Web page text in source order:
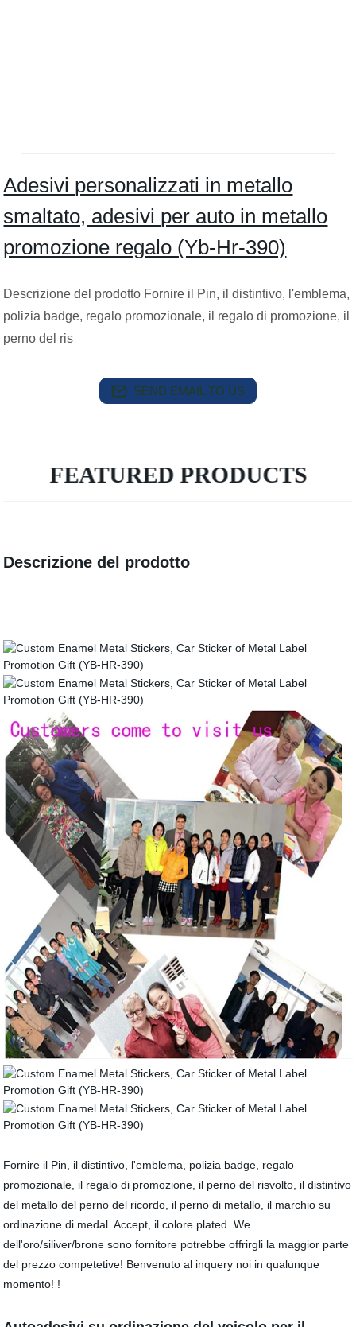
Adesivi personalizzati in metallo
smaltato, adesivi per auto in metallo
promozione regalo (Yb-Hr-390)
Descrizione del prodotto Fornire il Pin, il distintivo, l'emblema,
polizia badge, regalo promozionale, il regalo di promozione, il
perno del ris
SEND EMAIL TO US
FEATURED PRODUCTS
Descrizione del prodotto
Fornire il Pin, il distintivo, l'emblema, polizia badge, regalo
promozionale, il regalo di promozione, il perno del risvolto, il distintivo
del metallo del perno del ricordo, il perno di metallo, il marchio su
ordinazione di medal. Accept, il colore plated. We
dell'oro/siliver/brone sono fornitore potrebbe offrirgli la maggior parte
del prezzo competetive! Benvenuto al inquery noi in qualunque
momento! !